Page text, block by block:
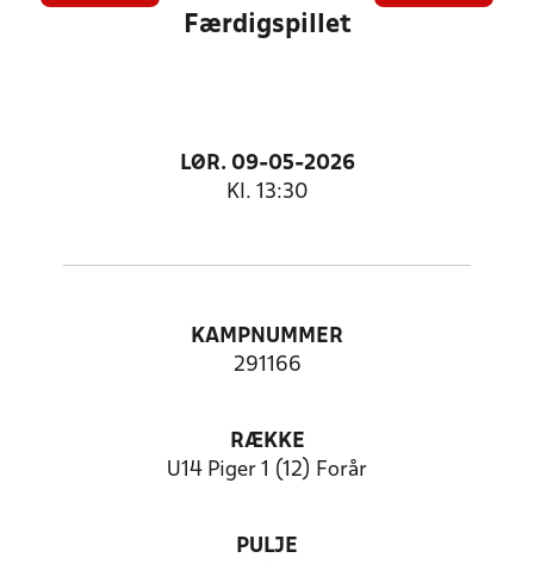
Færdigspillet
LØR. 09-05-2026
Kl. 13:30
KAMPNUMMER
291166
RÆKKE
U14 Piger 1 (12) Forår
PULJE